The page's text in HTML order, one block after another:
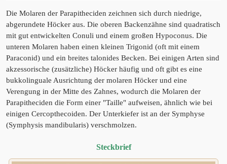
Die Molaren der Parapitheciden zeichnen sich durch niedrige,
abgerundete Höcker aus. Die oberen Backenzähne sind quadratisch
mit gut entwickelten Conuli und einem großen Hypoconus. Die
unteren Molaren haben einen kleinen Trigonid (oft mit einem
Paraconid) und ein breites talonides Becken. Bei einigen Arten sind
akzessorische (zusätzliche) Höcker häufig und oft gibt es eine
bukkolinguale Ausrichtung der molaren Höcker und eine
Verengung in der Mitte des Zahnes, wodurch die Molaren der
Parapitheciden die Form einer "Taille" aufweisen, ähnlich wie bei
einigen Cercopthecoiden. Der Unterkiefer ist an der Symphyse
(Symphysis mandibularis) verschmolzen.
Steckbrief